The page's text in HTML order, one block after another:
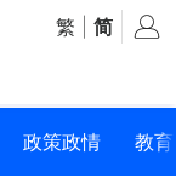
繁 简
政策政情 教育